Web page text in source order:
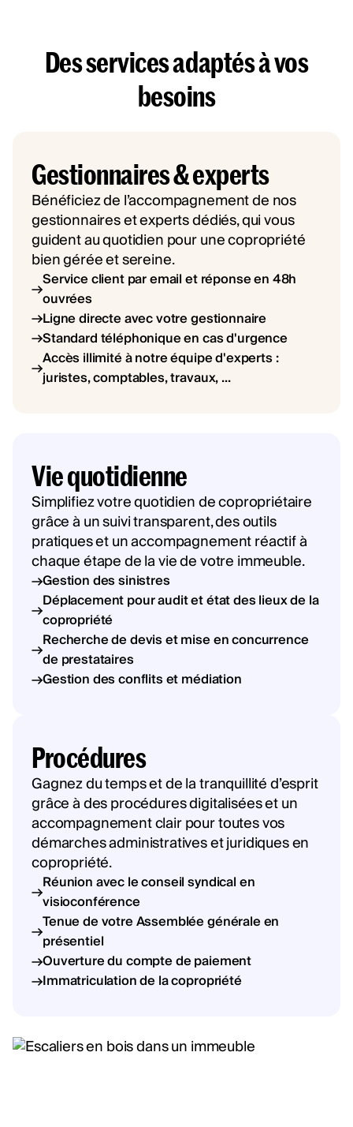
Des services adaptés à vos
besoins
Gestionnaires & experts
Bénéficiez de l’accompagnement de nos
gestionnaires et experts dédiés, qui vous
guident au quotidien pour une copropriété
bien gérée et sereine.
Service client par email et réponse en 48h
ouvrées
Ligne directe avec votre gestionnaire
Standard téléphonique en cas d'urgence
Accès illimité à notre équipe d'experts :
juristes, comptables, travaux, ...
Vie quotidienne
Simplifiez votre quotidien de copropriétaire
grâce à un suivi transparent, des outils
pratiques et un accompagnement réactif à
chaque étape de la vie de votre immeuble.
Gestion des sinistres
Déplacement pour audit et état des lieux de la
copropriété
Recherche de devis et mise en concurrence
de prestataires
Gestion des conflits et médiation
Procédures
Gagnez du temps et de la tranquillité d’esprit
grâce à des procédures digitalisées et un
accompagnement clair pour toutes vos
démarches administratives et juridiques en
copropriété.
Réunion avec le conseil syndical en
visioconférence
Tenue de votre Assemblée générale en
présentiel
Ouverture du compte de paiement
Immatriculation de la copropriété